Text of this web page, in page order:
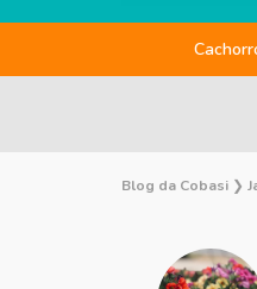
Blog da Cobasi ❯